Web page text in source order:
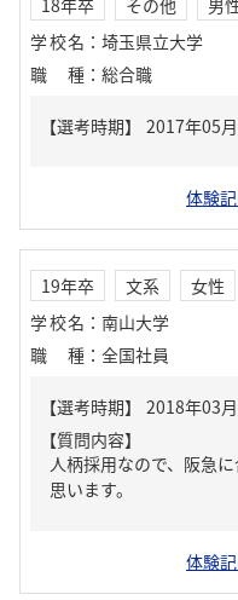
学校名 ： 埼玉県立大学
職種 ： 総合職
体験
19年卒 文系
女性
学校名 ： 南山大学
職種 ： 全国社員
【質問内容】
人柄採用なので、阪急
思います。
体験